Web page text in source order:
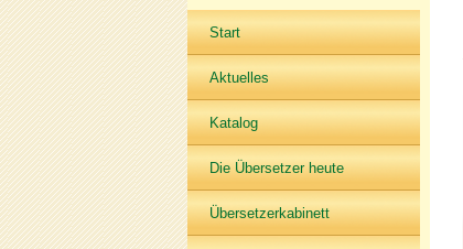
Start
Aktuelles
Katalog
Die Übersetzer heute
Übersetzerkabinett